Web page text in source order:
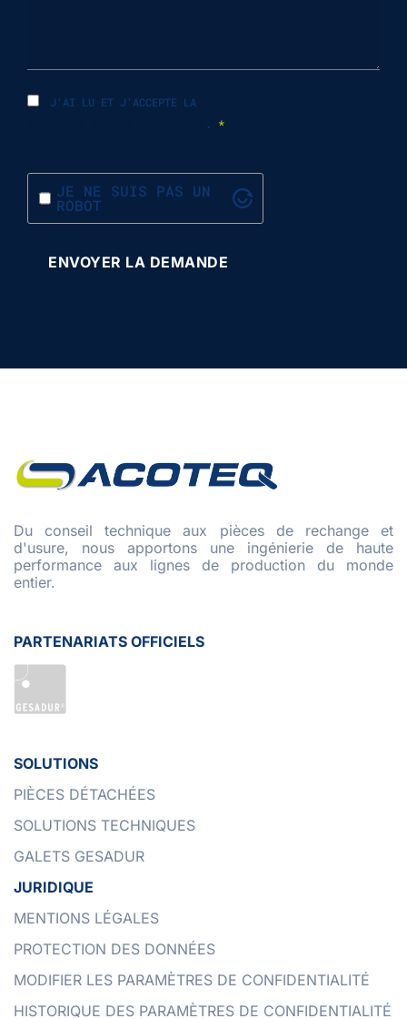
J'AI LU ET J'ACCEPTE LA
. *
JE NE SUIS PAS UN
ROBOT
Du conseil technique aux pièces de rechange et
d'usure, nous apportons une ingénierie de haute
performance aux lignes de production du monde
entier.
PARTENARIATS OFFICIELS
SOLUTIONS
PIÈCES DÉTACHÉES
SOLUTIONS TECHNIQUES
GALETS GESADUR
JURIDIQUE
MENTIONS LÉGALES
PROTECTION DES DONNÉES
MODIFIER LES PARAMÈTRES DE CONFIDENTIALITÉ
HISTORIQUE DES PARAMÈTRES DE CONFIDENTIALITÉ